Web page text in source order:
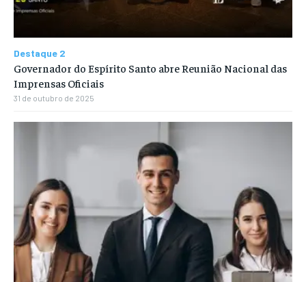
Destaque 2
Governador do Espírito Santo abre Reunião Nacional das
Imprensas Oficiais
31 de outubro de 2025